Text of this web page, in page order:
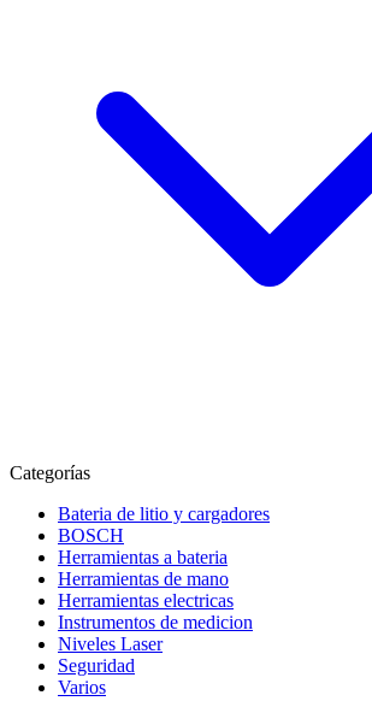
Categorías
Bateria de litio y cargadores
BOSCH
Herramientas a bateria
Herramientas de mano
Herramientas electricas
Instrumentos de medicion
Niveles Laser
Seguridad
Varios